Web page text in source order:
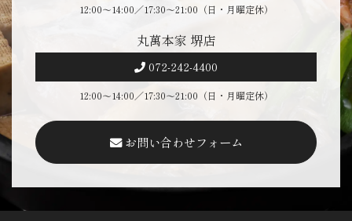
12:00～14:00／17:30～21:00（日・月曜定休）
丸萬本家 堺店
072-242-4400
12:00～14:00／17:30～21:00（日・月曜定休）
お問い合わせフォーム